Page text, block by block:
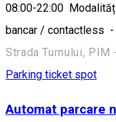
08:00-22:00
bancar / contactless -
Strada Turnului, PIM
Parking ticket spot
Automat parcare